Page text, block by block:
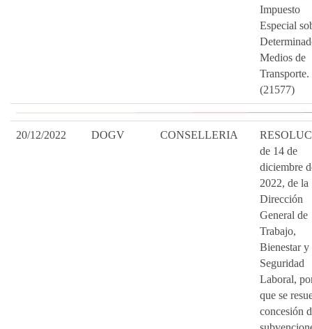
Impuesto
Especial
Medios de
Transporte.
(21577)
20/12/2022 DOGV CONSELLERIA
de 14 de
diciembre
2022, de la
Dirección
General de
Trabajo,
Bienestar y
Seguridad
Laboral,
que se
concesión